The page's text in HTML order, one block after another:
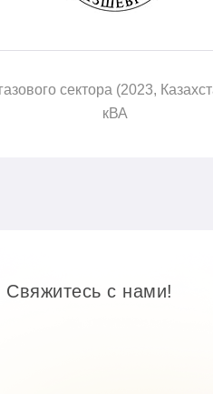
сектора (2023,
кВА
Свяжитесь с нами!